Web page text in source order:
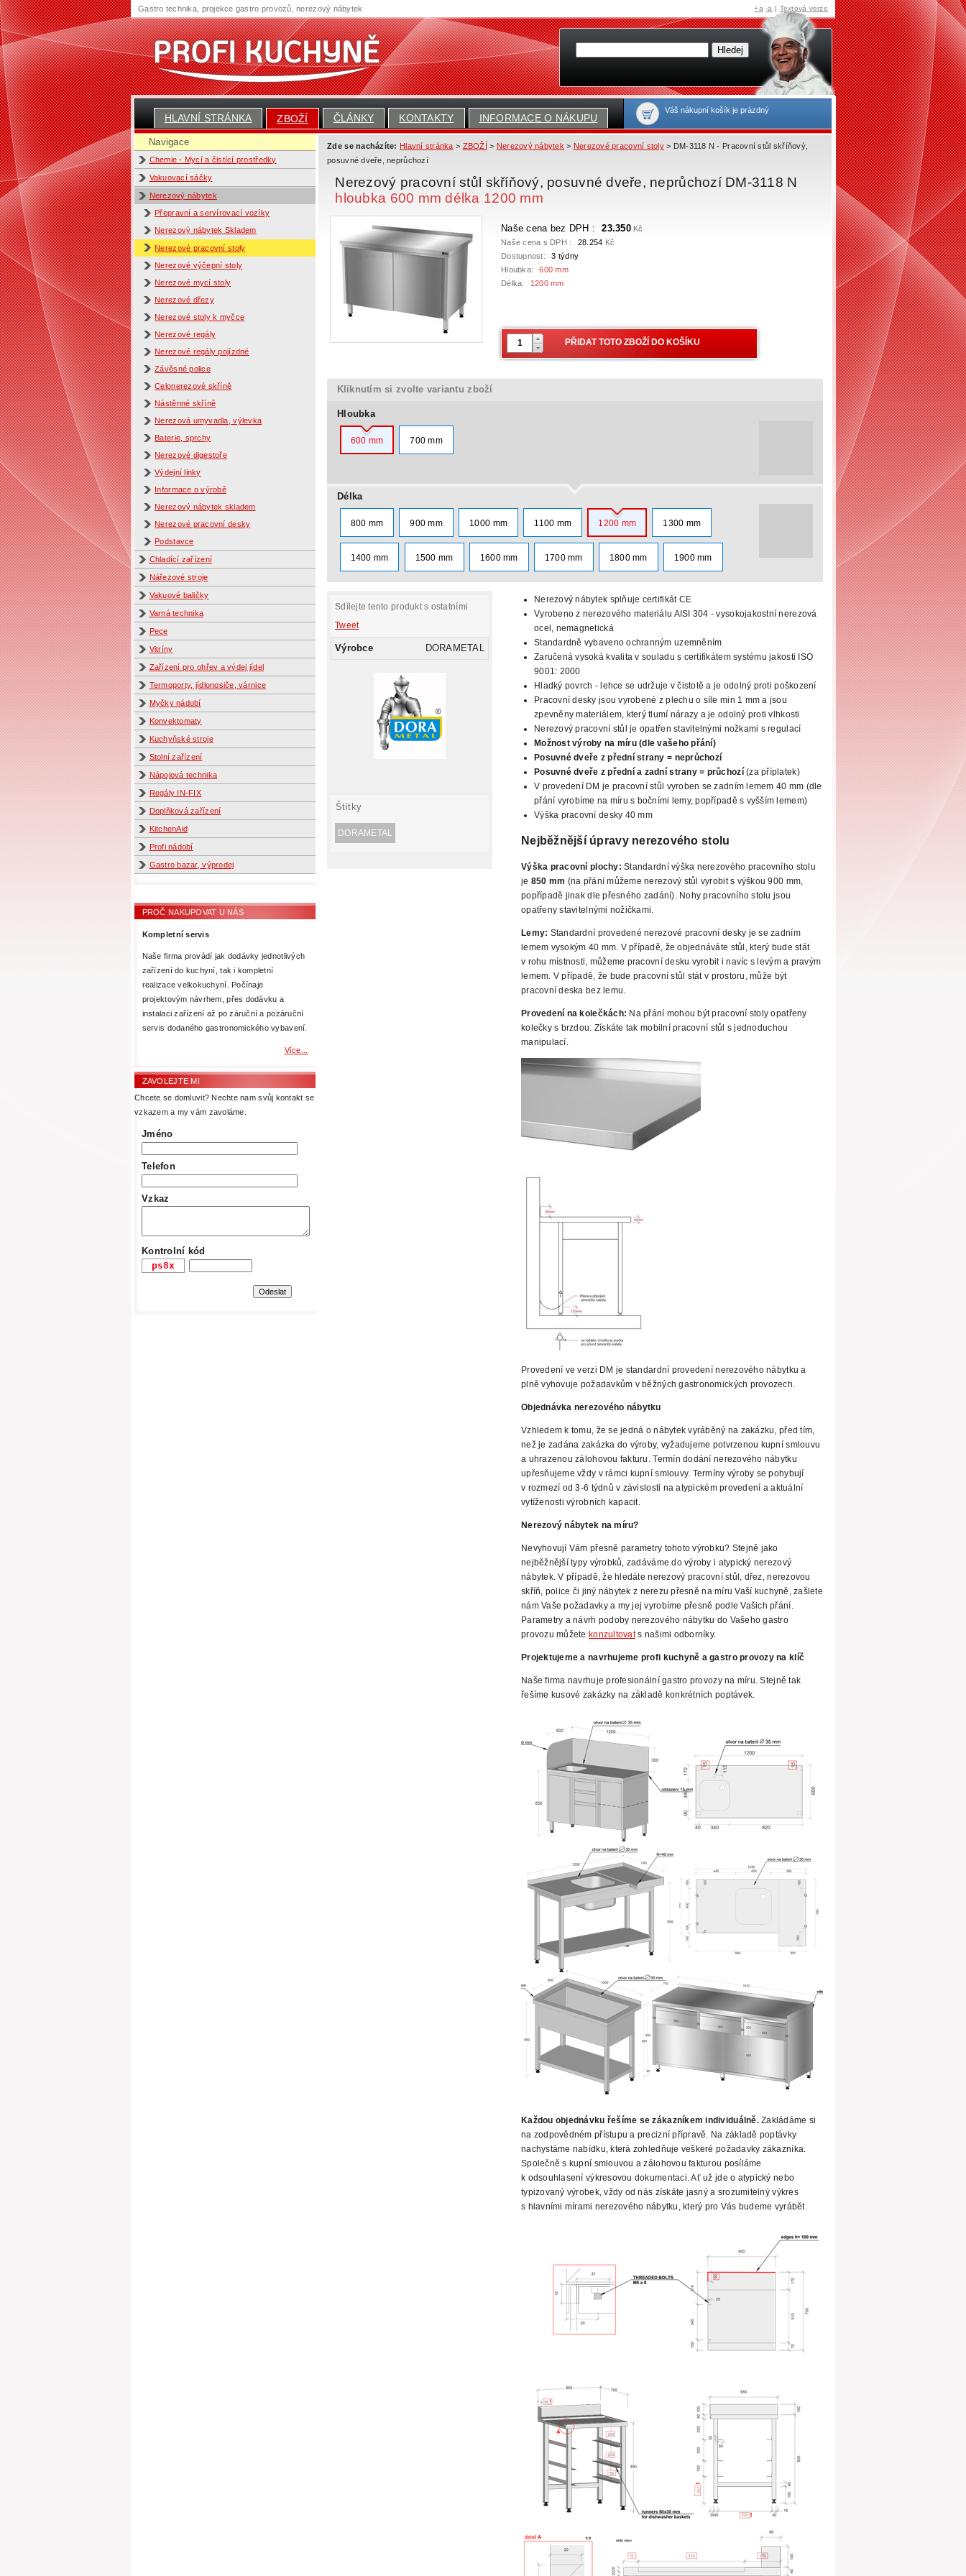
HLAVNÍ STRÁNKA ZBOŽÍ ČLÁNKY KONTAKTY INFORMACE O NÁKUPU
Váš nákupní košík je prázdný
Navigace
Chemie - Mycí a čistící prostředky
Vakuovací sáčky
Nerezový nábytek
Přepravní a servírovací vozíky
Nerezový nábytek Skladem
Nerezové pracovní stoly
Nerezové výčepní stoly
Nerezové mycí stoly
Nerezové dřezy
Nerezové stoly k myčce
Nerezové regály
Nerezové regály pojízdné
Závěsné police
Celonerezové skříně
Nástěnné skříně
Nerezová umyvadla, výlevka
Baterie, sprchy
Nerezové digestoře
Výdejní linky
Informace o výrobě
Nerezový nábytek skladem
Nerezové pracovní desky
Podstavce
Chladící zařízení
Nářezové stroje
Vakuové baličky
Varná technika
Pece
Vitríny
Zařízení pro ohřev a výdej jídel
Termoporty, jídlonosiče, várnice
Myčky nádobí
Konvektomaty
Kuchyňské stroje
Stolní zařízení
Nápojová technika
Regály IN-FIX
Doplňková zařízení
KitchenAid
Profi nádobí
Gastro bazar, výprodej
PROČ NAKUPOVAT U NÁS
Kompletní servis
Naše firma provádí jak dodávky jednotlivých
zařízení do kuchyní, tak i kompletní
realizace velkokuchyní. Počínaje
projektovým návrhem, přes dodávku a
instalaci zařízení až po záruční a pozáruční
servis dodaného gastronomického vybavení.
Více...
ZAVOLEJTE MI
Chcete se domluvit? Nechte nam svůj kontakt se
vzkazem a my vám zavoláme.
Jméno
Telefon
Vzkaz
Kontrolní kód
Zde se nacházíte: Hlavní stránka > ZBOŽÍ > Nerezový nábytek > Nerezové pracovní stoly> DM-3118 N - Pracovní stůl skříňový,
posuvné dveře, neprůchozí
Nerezový pracovní stůl skříňový, posuvné dveře, neprůchozí DM-3118 N
hloubka 600 mm délka 1200 mm
Naše cena bez DPH : 23.350Kč
Naše cena s DPH :
28.254 Kč
Dostupnost:
3 týdny
Hloubka:
600 mm
Délka:
1200 mm
Kliknutím si zvolte variantu zboží
Hloubka
600 mm 700 mm
Délka
800 mm 900 mm 1000 mm 1100 mm 1200 mm 1300 mm
1400 mm 1500 mm 1600 mm 1700 mm 1800 mm 1900 mm
Sdílejte tento produkt s ostatními
Tweet
Výrobce DORAMETAL
Štítky
DORAMETAL
Nerezový nábytek splňuje certifikát CE
Vyrobeno z nerezového materiálu AISI 304 - vysokojakostní nerezová
ocel, nemagnetická
Standardně vybaveno ochranným uzemněním
Zaručená vysoká kvalita v souladu s certifikátem systému jakosti ISO
9001: 2000
Hladký povrch - lehce se udržuje v čistotě a je odolný proti poškození
Pracovní desky jsou vyrobené z plechu o síle min 1 mm a jsou
zpevněny materiálem, který tlumí nárazy a je odolný proti vlhkosti
Nerezový pracovní stůl je opatřen stavitelnými nožkami s regulací
Možnost výroby na míru (dle vašeho přání)
Posuvnédveře z přední strany = neprůchozí
Posuvné dveře z přední a zadní strany= průchozí(za příplatek)
V provedení DM je pracovní stůl vyroben se zadním lemem 40 mm (dle
přání vyrobíme na míru s bočními lemy, popřípadě s vyšším lemem)
Výška pracovní desky 40 mm
Nejběžnějšíúpravy nerezového stolu
Výška pracovní plochy:Standardní výška nerezového pracovního stolu
je 850 mm (na přání můžeme nerezový stůl vyrobit s výškou 900 mm,
popřípadě jinak dle přesného zadání). Nohy pracovního stolu jsou
opatřeny stavitelnými nožičkami.
Lemy: Standardní provedené nerezové pracovní desky je se zadním
lemem vysokým 40 mm. V případě, že objednáváte stůl, který bude stát
v rohu místnosti, můžeme pracovní desku vyrobit i navíc s levým a pravým
lemem. V případě, že bude pracovní stůl stát v prostoru, může být
pracovní deska bez lemu.
Provedení na kolečkách: Na přání mohou být pracovní stoly opatřeny
kolečky s brzdou. Získáte tak mobilní pracovní stůl s jednoduchou
manipulací.
Provedení ve verzi DM je standardní provedení nerezového nábytku a
plně vyhovuje požadavkům v běžných gastronomických provozech.
Objednávka nerezového nábytku
Vzhledem k tomu, že se jedná o nábytek vyráběný na zakázku, před tím,
než je zadána zakázka do výroby, vyžadujeme potvrzenou kupní smlouvu
a uhrazenou zálohovou fakturu. Termín dodání nerezového nábytku
upřesňujeme vždy v rámci kupní smlouvy. Termíny výroby se pohybují
v rozmezí od 3-6 týdnů v závislosti na atypickém provedení a aktuální
vytíženosti výrobních kapacit.
Nerezový nábytek na míru?
Nevyhovují Vám přesně parametry tohoto výrobku? Stejně jako
nejběžnějšítypy výrobků, zadáváme do výroby i atypický nerezový
nábytek. V případě, že hledáte nerezový pracovní stůl, dřez, nerezovou
skříň, police či jiný nábytek z nerezu přesně na míru Vaší kuchyně, zašlete
nám Vaše požadavky a my jej vyrobíme přesně podle Vašich přání.
Parametry a návrh podoby nerezového nábytku do Vašeho gastro
provozu můžete konzultovats našimi odborníky.
Projektujeme a navrhujeme profi kuchyně a gastro provozy na klíč
Naše firma navrhuje profesionální gastro provozy na míru. Stejně tak
řešíme kusové zakázky na základě konkrétních poptávek.
Každou objednávku řešíme se zákazníkem individuálně.Zakládáme si
na zodpovědném přístupu a precizní přípravě. Na základě poptávky
nachystáme nabídku, která zohledňuje veškeré požadavky zákazníka.
Společně s kupní smlouvou a zálohovou fakturou posíláme
k odsouhlasení výkresovou dokumentaci.Ať už jde o atypický nebo
typizovaný výrobek, vždy od nás získáte jasný a srozumitelný výkres
s hlavními mírami nerezového nábytku, který pro Vás budeme vyrábět.
Gastro technika, projekce gastro provozů, nerezový nábytek +a -a | Textová verze